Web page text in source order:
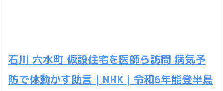
石川 穴水町 仮設住宅を医師ら訪問 病気予
防で体動かす助言 | NHK | 令和6年能登半島